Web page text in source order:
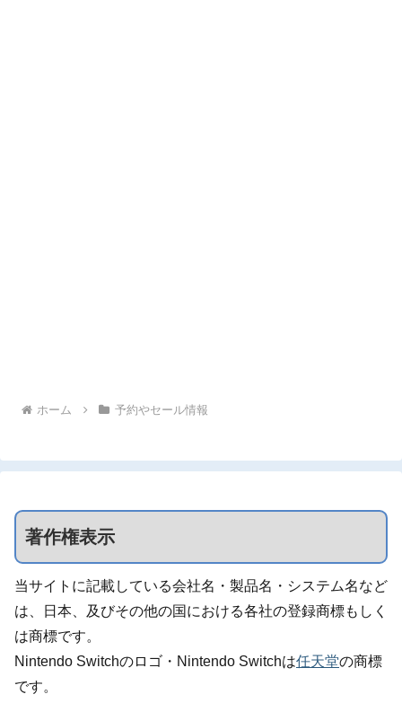
ホーム 予約やセール情報
著作権表示
当サイトに記載している会社名・製品名・システム名など
は、日本、及びその他の国における各社の登録商標もしく
は商標です。
Nintendo Switchのロゴ・Nintendo Switchは任天堂の商標
です。